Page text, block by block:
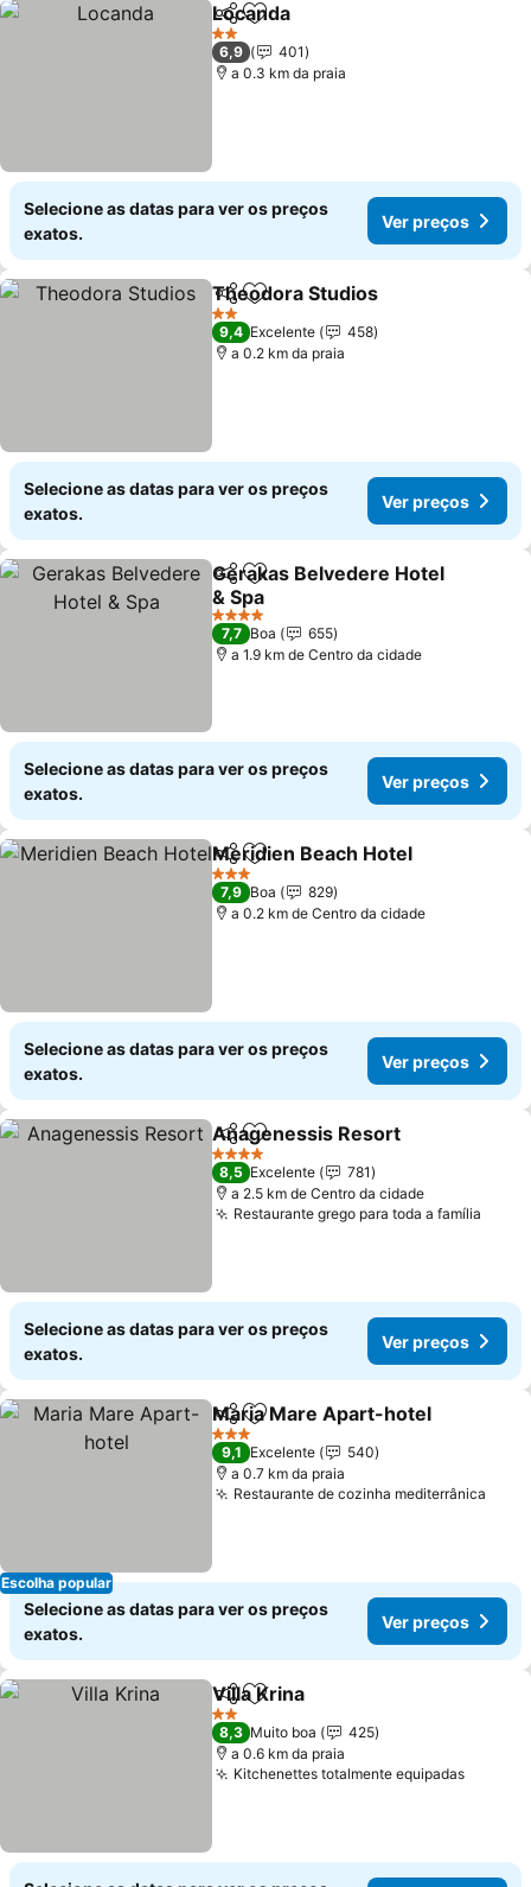
PartilharAdicionar aos favoritos
Locanda
2 Estrelas
6,9
401
a 0.3 km da praia
Selecione as datas para ver os preços
exatos.
Ver preços
PartilharAdicionar aos favoritos
Theodora Studios
2 Estrelas
9,4 Excelente
458
a 0.2 km da praia
Selecione as datas para ver os preços
exatos.
Ver preços
PartilharAdicionar aos favoritos
Gerakas Belvedere Hotel
& Spa
4 Estrelas
7,7 Boa
655
a 1.9 km de Centro da cidade
Selecione as datas para ver os preços
exatos.
Ver preços
PartilharAdicionar aos favoritos
Meridien Beach Hotel
3 Estrelas
7,9 Boa
829
a 0.2 km de Centro da cidade
Selecione as datas para ver os preços
exatos.
Ver preços
PartilharAdicionar aos favoritos
Anagenessis Resort
4 Estrelas
8,5 Excelente
781
a 2.5 km de Centro da cidade
Restaurante grego para toda a família
Selecione as datas para ver os preços
exatos.
Ver preços
Escolha popular
PartilharAdicionar aos favoritos
Maria Mare Apart-hotel
3 Estrelas
9,1 Excelente
540
a 0.7 km da praia
Restaurante de cozinha mediterrânica
Selecione as datas para ver os preços
exatos.
Ver preços
PartilharAdicionar aos favoritos
Villa Krina
2 Estrelas
8,3 Muito boa
425
a 0.6 km da praia
Kitchenettes totalmente equipadas